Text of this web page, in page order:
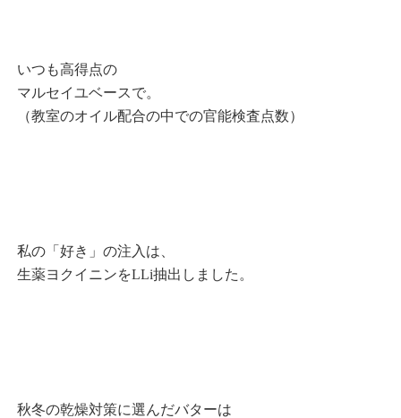
いつも高得点の
マルセイユベースで。
（教室のオイル配合の中での官能検査点数）
私の「好き」の注入は、
生薬ヨクイニンをLLi抽出しました。
秋冬の乾燥対策に選んだバターは